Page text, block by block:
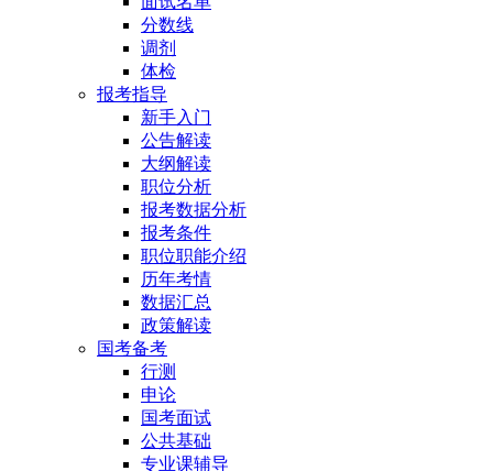
分数线
调剂
体检
报考指导
新手入门
公告解读
大纲解读
职位分析
报考数据分析
报考条件
职位职能介绍
历年考情
数据汇总
政策解读
国考备考
行测
申论
国考面试
公共基础
专业课辅导